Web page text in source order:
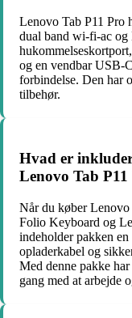
Lenovo Tab P11 Pro
dual band wi-fi-ac og
og en vendbar USB-
forbindelse. Den har
tilbehør.
Hvad er
Lenovo Tab P11
Når du køber Lenovo
Folio Keyboard og
indeholder pakken
opladerkabel og
Med denne pakke
gang med at arbejde